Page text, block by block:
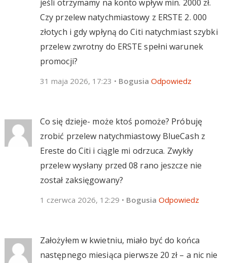
jeśli otrzymamy na konto wpływ min. 2000 zł.
Czy przelew natychmiastowy z ERSTE 2. 000
złotych i gdy wpłyną do Citi natychmiast szybki
przelew zwrotny do ERSTE spełni warunek
promocji?
31 maja 2026, 17:23 • Bogusia Odpowiedz
Co się dzieje- może ktoś pomoże? Próbuję
zrobić przelew natychmiastowy BlueCash z
Ereste do Citi i ciągle mi odrzuca. Zwykły
przelew wysłany przed 08 rano jeszcze nie
został zaksięgowany?
1 czerwca 2026, 12:29 • Bogusia Odpowiedz
Założyłem w kwietniu, miało być do końca
następnego miesiąca pierwsze 20 zł – a nic nie